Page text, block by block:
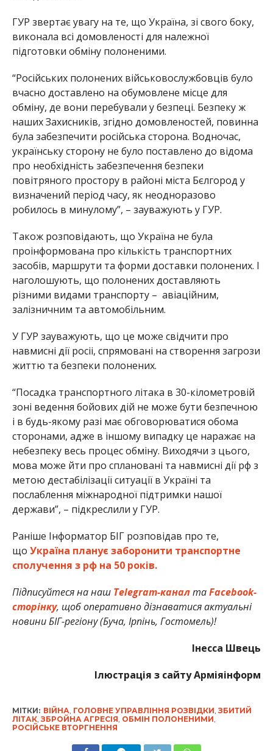
ГУР звертає увагу на те, що Україна, зі свого боку,
виконала всі домовленості для належної
підготовки обміну полоненими.
“Російських полонених військовослужбовців було
вчасно доставлено на обумовлене місце для
обміну, де вони перебували у безпеці. Безпеку ж
наших Захисників, згідно домовленостей, повинна
була забезпечити російська сторона. Водночас,
українську сторону не було поставлено до відома
про необхідність забезпечення безпеки
повітряного простору в районі міста Бєлгород у
визначений період часу, як неодноразово
робилось в минулому”, – зауважують у ГУР.
Також розповідають, що Україна не була
проінформована про кількість транспортних
засобів, маршрути та форми доставки полонених. І
наголошують, що полонених доставляють
різними видами транспорту – авіаційним,
залізничним та автомобільним.
У ГУР зауважують, що це може свідчити про
навмисні дії росіі, спрямовані на створення загрози
життю та безпеки полонених.
“Посадка транспортного літака в 30-кілометровій
зоні ведення бойових дій не може бути безпечною
і в будь-якому разі має обговорюватися обома
сторонами, адже в іншому випадку це наражає на
небезпеку весь процес обміну. Виходячи з цього,
мова може йти про сплановані та навмисні дії рф з
метою дестабілізації ситуації в Україні та
послаблення міжнародної підтримки нашої
держави”, – підкреслили у ГУР.
Раніше Інформатор БІГ розповідав про те,
що Україна планує заборонити транспортне
сполучення з рф на 50 років.
Підписуйтеся на наш Telegram-канал таFacebook-
сторінку, щоб оперативно дізнаватися актуальні
новини БІГ-регіону (Буча, Ірпінь, Гостомель)!
Інесса Швець
Ілюстрація з сайту Арміяінформ
МІТКИ: ВІЙНА, ГОЛОВНЕ УПРАВЛІННЯ РОЗВІДКИ, ЗБИТИЙ
ЛІТАК, ЗБРОЙНА АГРЕСІЯ, ОБМІН ПОЛОНЕНИМИ,
РОСІЙСЬКЕ ВТОРГНЕННЯ